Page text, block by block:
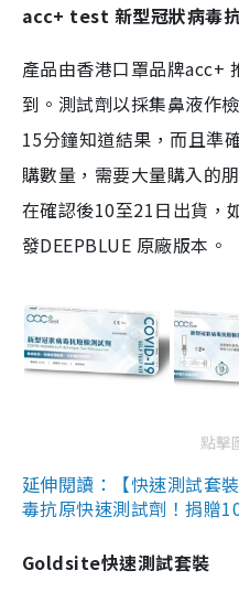
acc+ test 新型冠狀病毒
產品由香港口罩品牌acc+
到。測試劑以採集鼻液作
15分鐘知道結果，而且準
購數量，需要大量購入的
在確認後10至21日出貨，
發DEEPBLUE 原廠版本。
點擊
延伸閱讀：【快速測試套
毒抗原快速測試劑！捐贈
Goldsite快速測試套裝